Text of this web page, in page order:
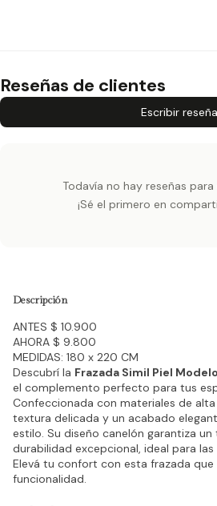
Reseñas de clientes
Escribir reseña
Todavía no hay reseñas
¡Sé el primero en
Descripción
ANTES $ 10.900
AHORA $ 9.800
MEDIDAS: 180 x 220 CM
Descubrí la Frazada Simil Piel
el complemento perfecto para tus
Confeccionada con materiales de
textura delicada y un acabado
estilo. Su diseño canelón garantiza
durabilidad excepcional, ideal para
Elevá tu confort con esta frazada
funcionalidad.